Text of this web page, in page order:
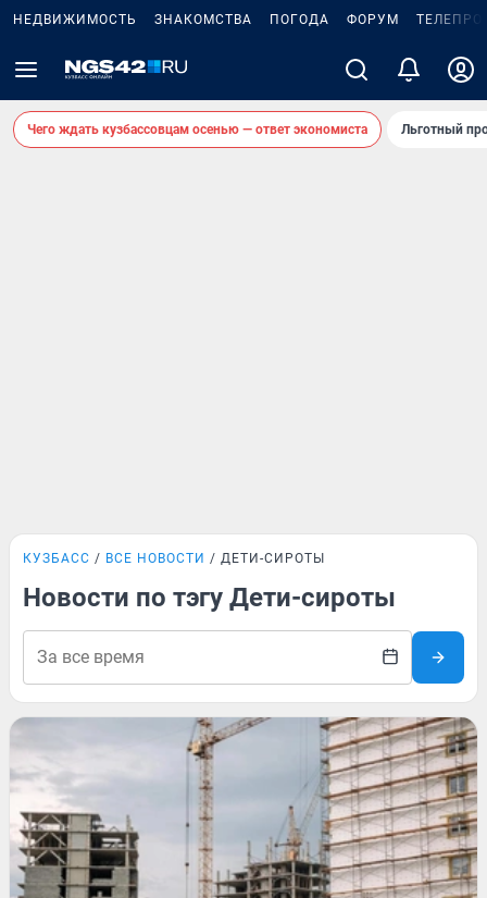
НЕДВИЖИМОСТЬ ЗНАКОМСТВА ПОГОДА ФОРУМ
Чего ждать кузбассовцам осенью — ответ экономиста Льготный
КУЗБАСС ВСЕ НОВОСТИ ДЕТИ-СИРОТЫ
Новости по тэгу Дети-сироты